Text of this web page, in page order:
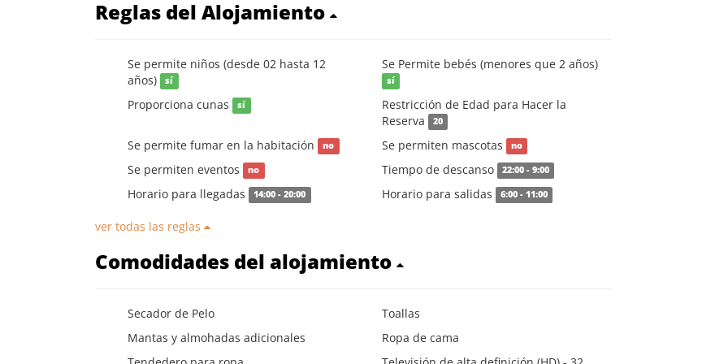
Reglas del Alojamiento
Se permite niños (desde 02 hasta 12
años)
sí
Se Permite bebés (menores que 2 años)
sí
Proporciona cunas sí
Restricción de Edad para Hacer la
Reserva
20
Se permite fumar en la habitación no Se permiten mascotas no
Se permiten eventos no Tiempo de descanso 22:00 - 9:00
Horario para llegadas 14:00 - 20:00 Horario para salidas 6:00 - 11:00
ver todas las reglas
Comodidades del alojamiento
Secador de Pelo
Toallas
Mantas y almohadas adicionales
Ropa de cama